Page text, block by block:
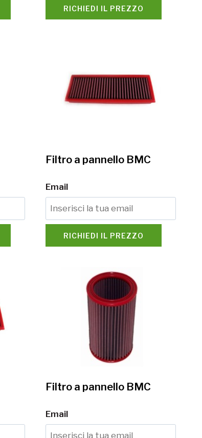
RICHIEDI IL PREZZO
Filtro a pannello BMC
Email
RICHIEDI IL PREZZO
Filtro a pannello BMC
Email